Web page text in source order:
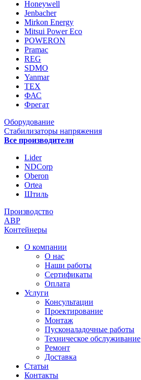
Honeywell
Jenbacher
Mirkon Energy
Mitsui Power Eco
POWERON
Pramac
REG
SDMO
Yanmar
ТЕХ
ФАС
Фрегат
Оборудование
Стабилизаторы напряжения
Все производители
Lider
NDCorp
Oberon
Ortea
Штиль
Производство
АВР
Контейнеры
О компании
О нас
Наши работы
Сертификаты
Оплата
Услуги
Консультации
Проектирование
Монтаж
Пусконаладочные работы
Техническое обслуживание
Ремонт
Доставка
Статьи
Контакты